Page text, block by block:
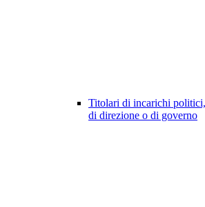
Titolari di incarichi
di direzione o di governo